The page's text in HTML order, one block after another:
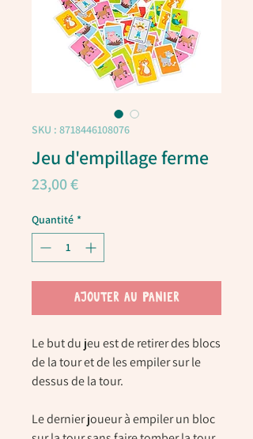
SKU : 8718446108076
Jeu d'empillage ferme
23,00 €Prix
Quantité *
AJOUTER AU PANIER
Le but du jeu est de retirer des blocs
de la tour et de les empiler sur le
dessus de la tour.
Le dernier joueur à empiler un bloc